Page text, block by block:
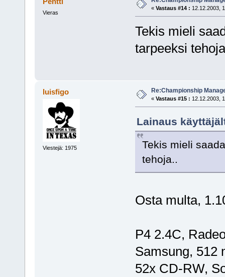
Vieras
« Vastaus #14 : 12.12.2003,
Tekis mieli
tarpeeksi
luisfigo
Viestejä: 1975
Re:Championship
« Vastaus #15 : 12.12.2003,
Lainaus
Tekis mieli
tehoja..
Osta multa,
P4 2.4C,
Samsung, 512
52x CD-RW,